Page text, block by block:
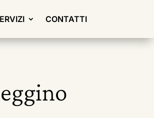
CONTATTI